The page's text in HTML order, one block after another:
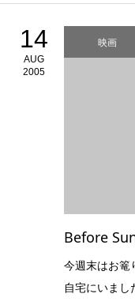
14
AUG
2005
映画
Before
今週末はお篭
自宅にいまし